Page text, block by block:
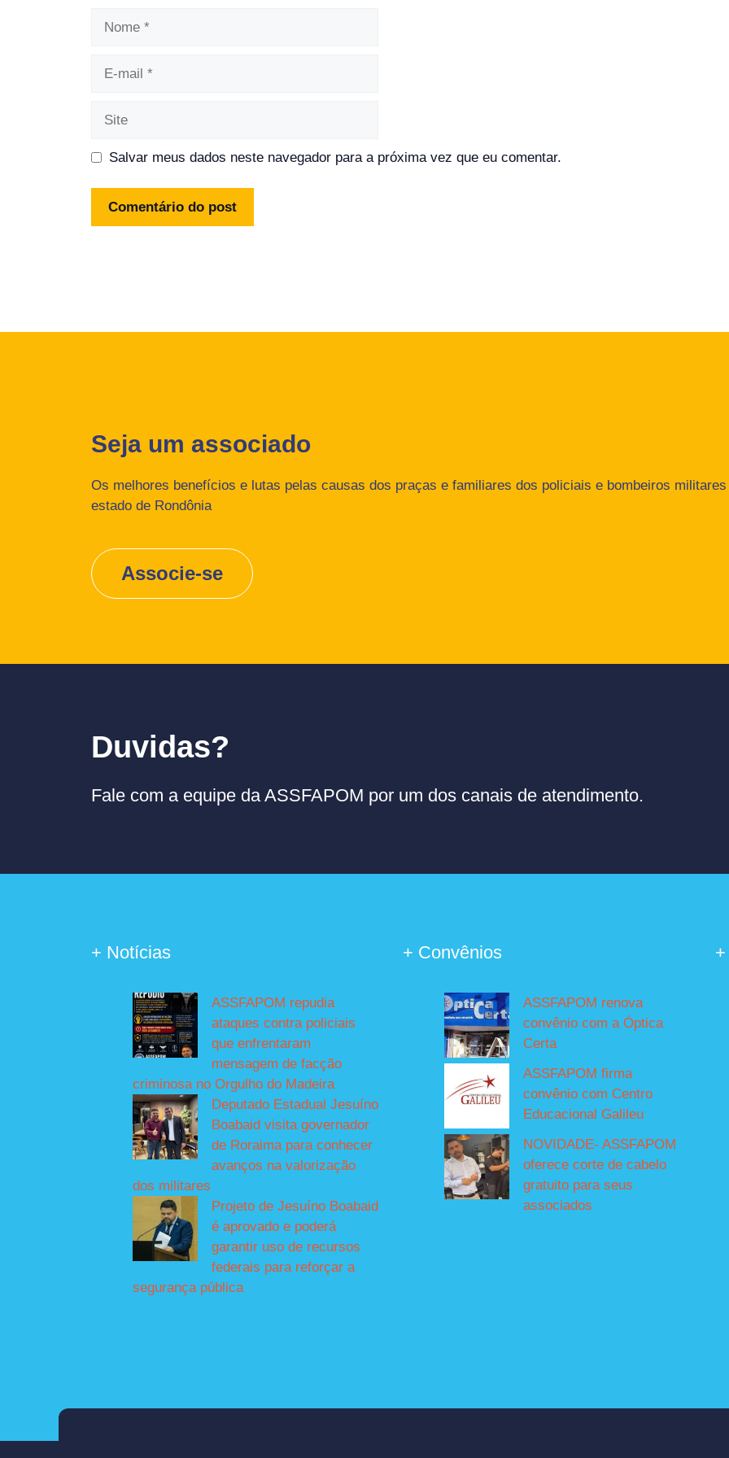
Salvar meus dados neste navegador para a próxima vez que eu comentar.
Seja um associado
Os melhores benefícios e lutas pelas causas dos praças e familiares dos policiais e bombeiros militares
estado de Rondônia
Associe-se
Duvidas?
Fale com a equipe da ASSFAPOM por um dos canais de atendimento.
+ Notícias
ASSFAPOM repudia
ataques contra policiais
que enfrentaram
mensagem de facção
criminosa no Orgulho do Madeira
Deputado Estadual Jesuíno
Boabaid visita governador
de Roraima para conhecer
avanços na valorização
dos militares
Projeto de Jesuíno Boabaid
é aprovado e poderá
garantir uso de recursos
federais para reforçar a
segurança pública
+ Convênios
ASSFAPOM renova
convênio com a Óptica
Certa
ASSFAPOM firma
convênio com Centro
Educacional Galileu
NOVIDADE- ASSFAPOM
oferece corte de cabelo
gratuito para seus
associados